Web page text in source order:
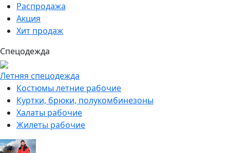
Распродажа
Акция
Хит продаж
Спецодежда
Летняя спецодежда
Костюмы летние рабочие
Куртки, брюки, полукомбинезоны
Халаты рабочие
Жилеты рабочие